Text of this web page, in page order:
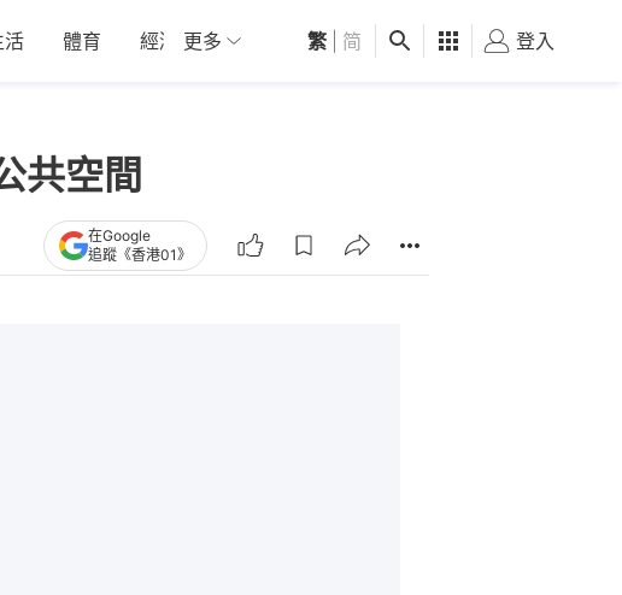
活 體育 經濟 01深圳 觀點 健康 好食玩飛
更多 繁 简 登入
共空間
在Google
追蹤《香港01》